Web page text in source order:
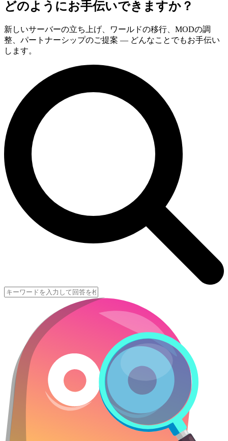
どのようにお手伝いできますか？
新しいサーバーの立ち上げ、ワールドの移行、MODの調
整、パートナーシップのご提案 — どんなことでもお手伝い
します。